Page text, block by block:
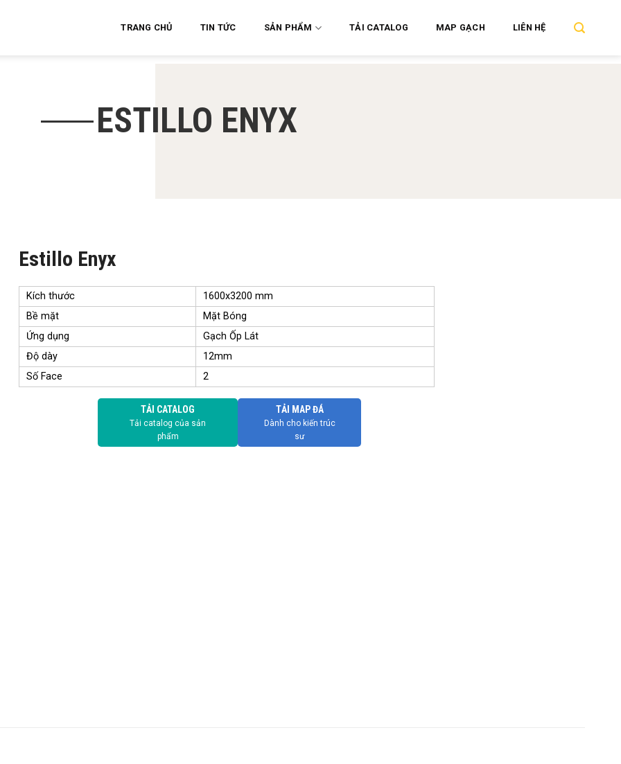
TRANG CHỦ TIN TỨC SẢN PHẨM TẢI CATALOG MAP GẠCH LIÊN HỆ
ESTILLO ENYX
Estillo Enyx
Kích thước
1600x3200 mm
Bề mặt
Mặt Bóng
Ứng dụng
Gạch Ốp Lát
Độ dày
12mm
Số Face
2
TẢI CATALOG
Tải catalog của sản
phẩm
TẢI MAP ĐÁ
Dành cho kiến trúc
sư